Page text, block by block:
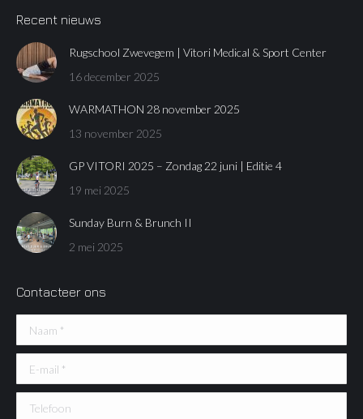
Recent nieuws
Rugschool Zwevegem | Vitori Medical & Sport Center
16 december 2025
WARMATHON 28 november 2025
13 november 2025
GP VITORI 2025 – Zondag 22 juni | Editie 4
19 mei 2025
Sunday Burn & Brunch II
2 mei 2025
Contacteer ons
Naam *
E-mail *
Telefoon